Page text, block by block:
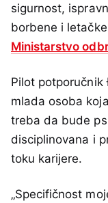
sigurnost,
borbene i
Ministarstvo
Pilot potporučnik
mlada osoba
treba da bude
disciplinovana i
toku karijere.
„Specifičnost